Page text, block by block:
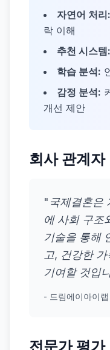
자연어 처리:
락 이해
추천 시스템:
학습 분석:
감정 분석:
개선 제안
회사 관계자
"국제결혼은
에 사회 구조
기술을 통해
고, 건강한
기여할 것입
- 드림에이아이
전문가 평가